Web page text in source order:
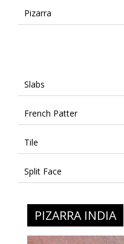
Pizarra
Slabs
French Patter
Tile
Split Face
PIZARRA INDIA